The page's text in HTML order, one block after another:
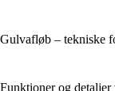
Gulvafløb – tekniske
Funktioner og detaljer